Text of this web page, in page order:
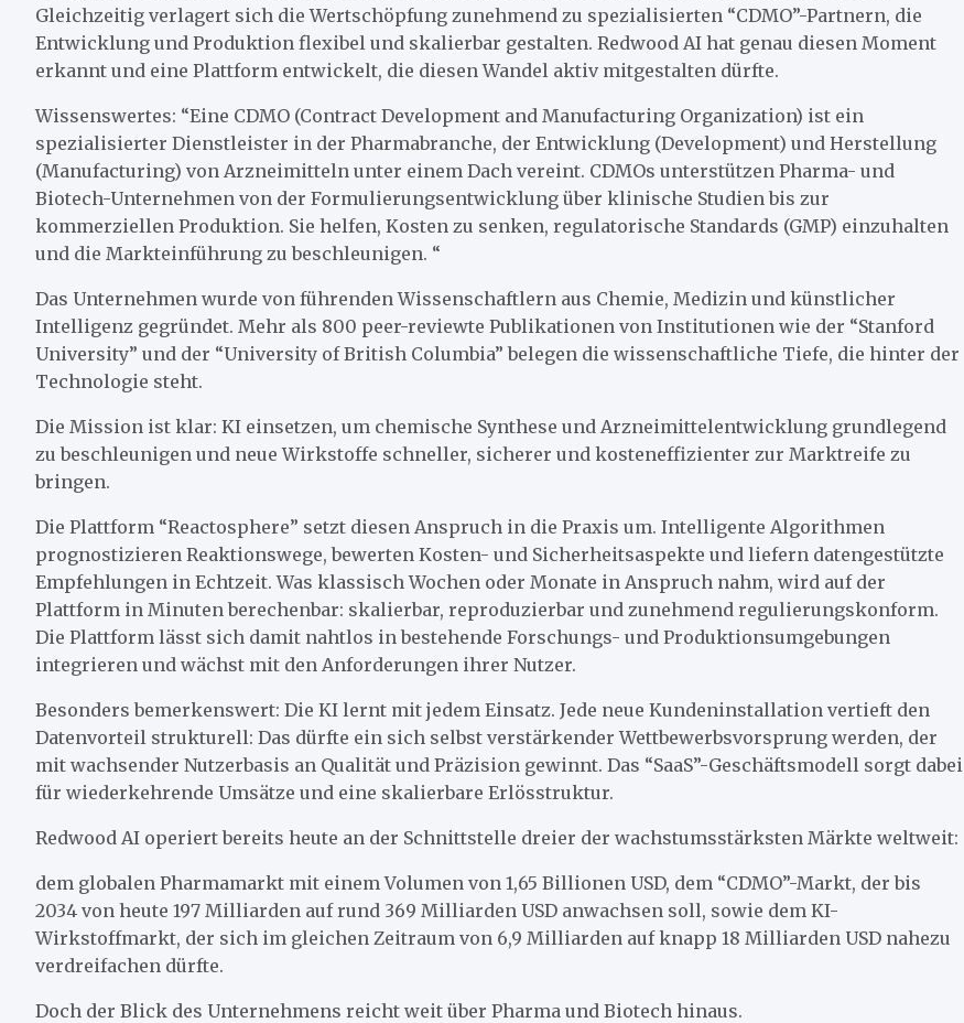
Gleichzeitig verlagert sich die Wertschöpfung zunehmend zu spezialisierten “CDMO”-Partnern, die
Entwicklung und Produktion flexibel und skalierbar gestalten. Redwood AI hat genau diesen Moment
erkannt und eine Plattform entwickelt, die diesen Wandel aktiv mitgestalten dürfte.
Wissenswertes: “Eine CDMO (Contract Development and Manufacturing Organization) ist ein
spezialisierter Dienstleister in der Pharmabranche, der Entwicklung (Development) und Herstellung
(Manufacturing) von Arzneimitteln unter einem Dach vereint. CDMOs unterstützen Pharma- und
Biotech-Unternehmen von der Formulierungsentwicklung über klinische Studien bis zur
kommerziellen Produktion. Sie helfen, Kosten zu senken, regulatorische Standards (GMP) einzuhalten
und die Markteinführung zu beschleunigen. “
Das Unternehmen wurde von führenden Wissenschaftlern aus Chemie, Medizin und künstlicher
Intelligenz gegründet. Mehr als 800 peer-reviewte Publikationen von Institutionen wie der “Stanford
University” und der “University of British Columbia” belegen die wissenschaftliche Tiefe, die hinter der
Technologie steht.
Die Mission ist klar: KI einsetzen, um chemische Synthese und Arzneimittelentwicklung grundlegend
zu beschleunigen und neue Wirkstoffe schneller, sicherer und kosteneffizienter zur Marktreife zu
bringen.
Die Plattform “Reactosphere” setzt diesen Anspruch in die Praxis um. Intelligente Algorithmen
prognostizieren Reaktionswege, bewerten Kosten- und Sicherheitsaspekte und liefern datengestützte
Empfehlungen in Echtzeit. Was klassisch Wochen oder Monate in Anspruch nahm, wird auf der
Plattform in Minuten berechenbar: skalierbar, reproduzierbar und zunehmend regulierungskonform.
Die Plattform lässt sich damit nahtlos in bestehende Forschungs- und Produktionsumgebungen
integrieren und wächst mit den Anforderungen ihrer Nutzer.
Besonders bemerkenswert: Die KI lernt mit jedem Einsatz. Jede neue Kundeninstallation vertieft den
Datenvorteil strukturell: Das dürfte ein sich selbst verstärkender Wettbewerbsvorsprung werden, der
mit wachsender Nutzerbasis an Qualität und Präzision gewinnt. Das “SaaS”-Geschäftsmodell sorgt dabei
für wiederkehrende Umsätze und eine skalierbare Erlösstruktur.
Redwood AI operiert bereits heute an der Schnittstelle dreier der wachstumsstärksten Märkte weltweit:
dem globalen Pharmamarkt mit einem Volumen von 1,65 Billionen USD, dem “CDMO”-Markt, der bis
2034 von heute 197 Milliarden auf rund 369 Milliarden USD anwachsen soll, sowie dem KI-
Wirkstoffmarkt, der sich im gleichen Zeitraum von 6,9 Milliarden auf knapp 18 Milliarden USD nahezu
verdreifachen dürfte.
Doch der Blick des Unternehmens reicht weit über Pharma und Biotech hinaus.